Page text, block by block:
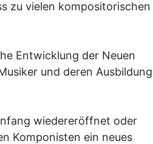
zu vielen kompositorischen
Entwicklung der Neuen
und deren Ausbildung
wiedereröffnet oder
Komponisten ein neues